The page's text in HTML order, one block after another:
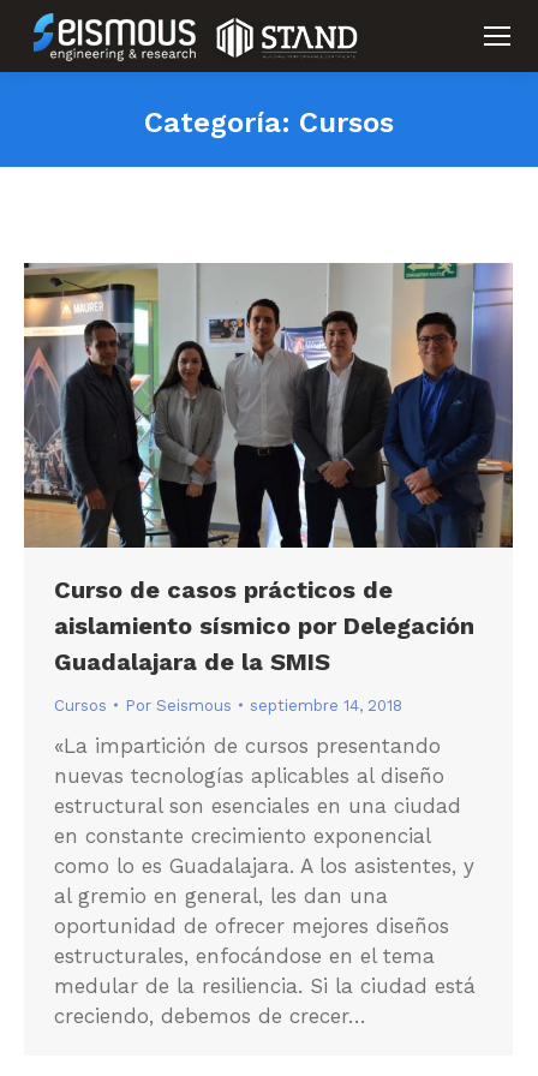
Categoría: Cursos
Curso de casos prácticos de
aislamiento sísmico por Delegación
Guadalajara de la SMIS
Cursos Por Seismous septiembre 14, 2018
«La impartición de cursos presentando
nuevas tecnologías aplicables al diseño
estructural son esenciales en una ciudad
en constante crecimiento exponencial
como lo es Guadalajara. A los asistentes, y
al gremio en general, les dan una
oportunidad de ofrecer mejores diseños
estructurales, enfocándose en el tema
medular de la resiliencia. Si la ciudad está
creciendo, debemos de crecer…